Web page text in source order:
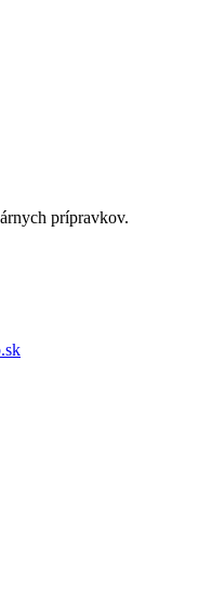
prípravkov.